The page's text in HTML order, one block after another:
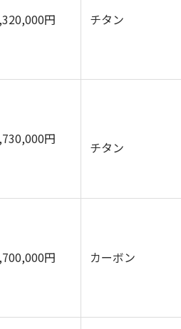
円 チタン
円
チタン
円 カーボン